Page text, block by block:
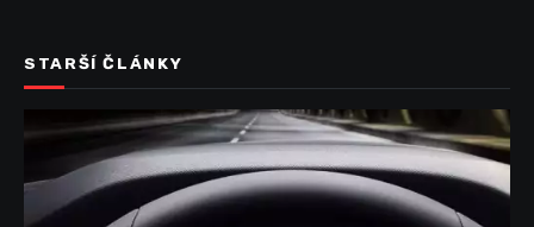
STARŠÍ ČLÁNKY